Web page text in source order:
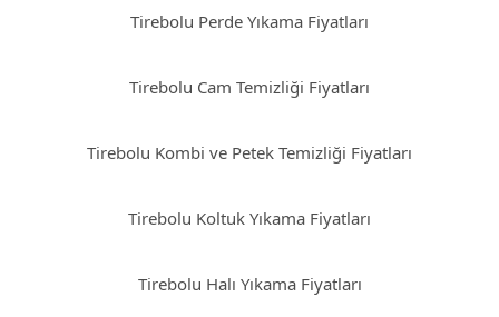
Tirebolu Perde Yıkama Fiyatları
Tirebolu Cam Temizliği Fiyatları
Tirebolu Kombi ve Petek Temizliği Fiyatları
Tirebolu Koltuk Yıkama Fiyatları
Tirebolu Halı Yıkama Fiyatları